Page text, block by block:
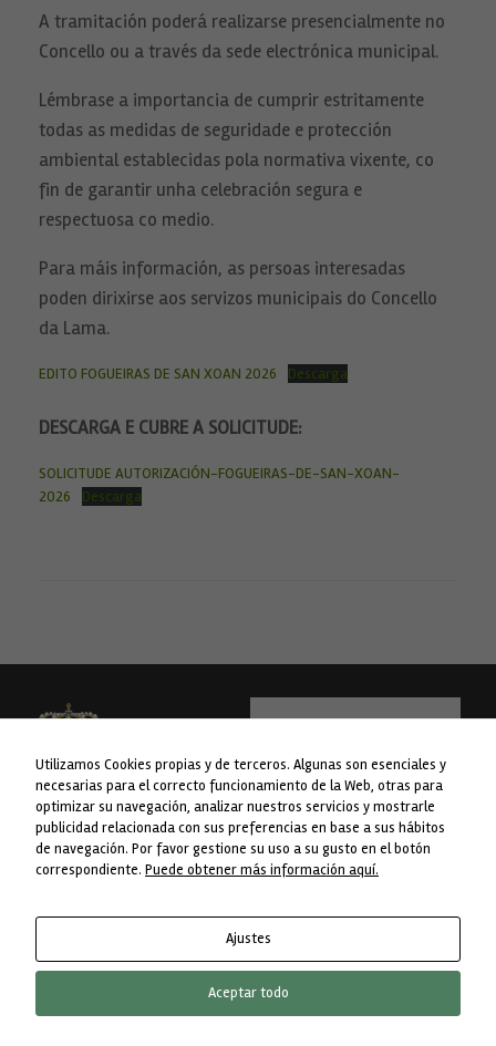
A tramitación poderá realizarse presencialmente no
Concello ou a través da sede electrónica municipal.
Lémbrase a importancia de cumprir estritamente
todas as medidas de seguridade e protección
ambiental establecidas pola normativa vixente, co
fin de garantir unha celebración segura e
respectuosa co medio.
Para máis información, as persoas interesadas
poden dirixirse aos servizos municipais do Concello
da Lama.
EDITO FOGUEIRAS DE SAN XOAN 2026 Descarga
DESCARGA E CUBRE A SOLICITUDE:
SOLICITUDE AUTORIZACIÓN-FOGUEIRAS-DE-SAN-XOAN-
2026
Descarga
Concello da Lama
Avda. do Concello nº 1
WEB financiada pola Liña 1 do Plan
Concellos da Deputación de
Pontevedra.
Utilizamos Cookies propias y de terceros. Algunas son esenciales y
necesarias para el correcto funcionamiento de la Web, otras para
optimizar su navegación, analizar nuestros servicios y mostrarle
publicidad relacionada con sus preferencias en base a sus hábitos
de navegación. Por favor gestione su uso a su gusto en el botón
correspondiente. Puede obtener más información aquí.
Ajustes
Aceptar todo
Necesarias
son
Son
mejorar la
y estructura
de la web, en
Experiencia
Para que
nuestra web
funcione lo
durante tu
cookies,
funcionalidades
desaparecerán